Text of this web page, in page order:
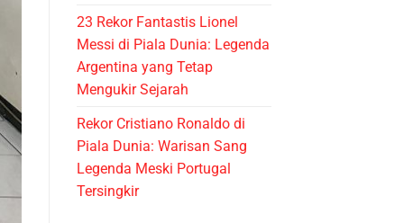
23 Rekor Fantastis Lionel
Messi di Piala Dunia: Legenda
Argentina yang Tetap
Mengukir Sejarah
Rekor Cristiano Ronaldo di
Piala Dunia: Warisan Sang
Legenda Meski Portugal
Tersingkir